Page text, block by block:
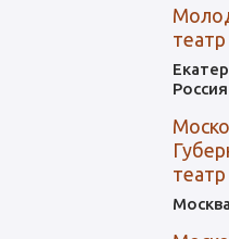
театр
Россия
театр